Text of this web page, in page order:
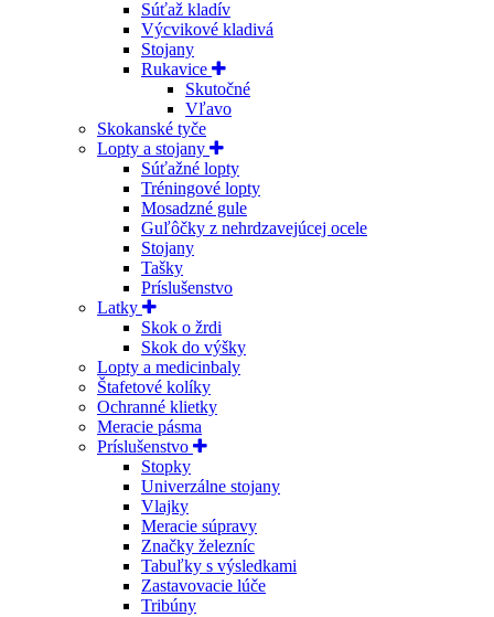
Súťaž kladív
Výcvikové kladivá
Stojany
Rukavice
Skutočné
Vľavo
Skokanské tyče
Lopty a stojany
Súťažné lopty
Tréningové lopty
Mosadzné gule
Guľôčky z nehrdzavejúcej ocele
Stojany
Tašky
Príslušenstvo
Latky
Skok o žrdi
Skok do výšky
Lopty a medicinbaly
Štafetové kolíky
Ochranné klietky
Meracie pásma
Príslušenstvo
Stopky
Univerzálne stojany
Vlajky
Meracie súpravy
Značky železníc
Tabuľky s výsledkami
Zastavovacie lúče
Tribúny